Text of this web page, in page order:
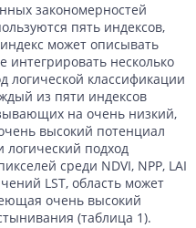
закономерностей
пять индексов,
может описывать
интегрировать несколько
логической классификации
из пяти индексов
на очень низкий,
высокий потенциал
подход
среди NDVI, NPP, LAI
LST, область может
очень высокий
(таблица 1).